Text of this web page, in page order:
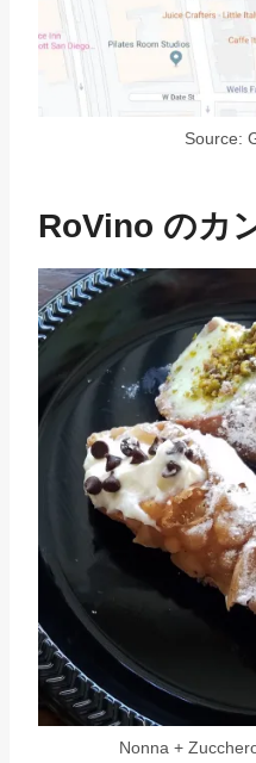
Source:
RoVino のカ
Nonna +